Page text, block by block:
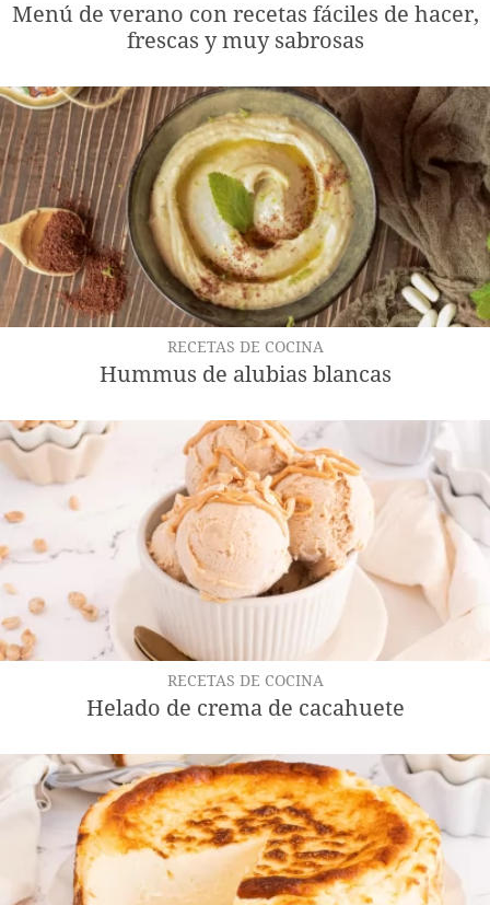
Menú de verano con recetas fáciles de hacer,
frescas y muy sabrosas
RECETAS DE COCINA
Hummus de alubias blancas
RECETAS DE COCINA
Helado de crema de cacahuete